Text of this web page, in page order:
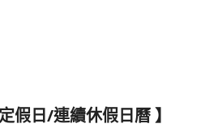
假日/連續休假日曆 】